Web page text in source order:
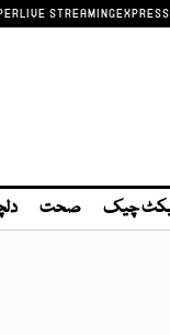
LIVE STREAMING
چیک صحت